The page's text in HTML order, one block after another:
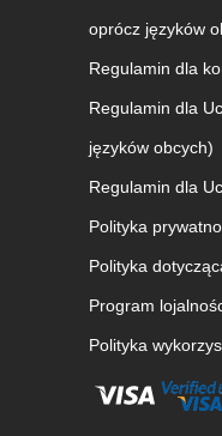
oprócz języków
Regulamin dla
Regulamin dla
języków obcych)
Regulamin dla
Polityka
Polityka
Program
Polityka